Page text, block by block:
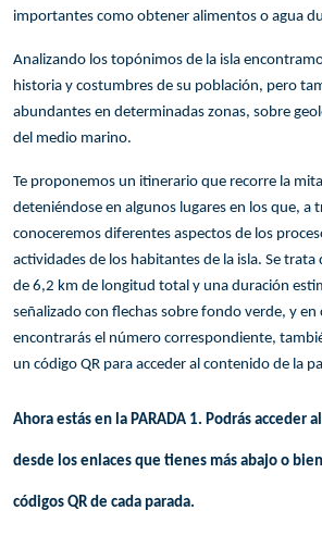
importantes como obtener alimentos o agua
Analizando los topónimos de la isla
historia y costumbres de su población, pero
abundantes en determinadas zonas, sobre
del medio marino.
Te proponemos un itinerario que recorre la
deteniéndose en algunos lugares en los que, a
conoceremos diferentes aspectos de los
actividades de los habitantes de la isla. Se
de 6,2 km de longitud total y una duración
señalizado con flechas sobre fondo verde, y en
encontrarás el número correspondiente,
un código QR para acceder al contenido de la
Ahora estás en la PARADA 1. Podrás acceder
desde los enlaces que tienes más abajo o
códigos QR de cada parada.